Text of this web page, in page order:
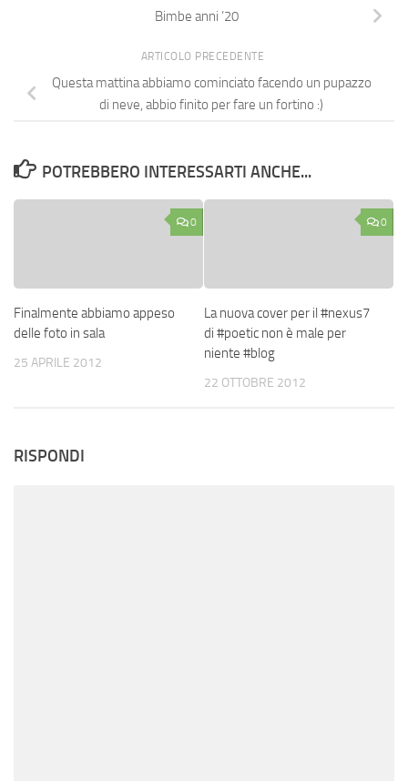
Bimbe anni ’20
ARTICOLO PRECEDENTE
Questa mattina abbiamo cominciato facendo un pupazzo
di neve, abbio finito per fare un fortino :)
POTREBBERO INTERESSARTI ANCHE...
0
Finalmente abbiamo appeso
delle foto in sala
25 APRILE 2012
0
La nuova cover per il #nexus7
di #poetic non è male per
niente #blog
22 OTTOBRE 2012
RISPONDI